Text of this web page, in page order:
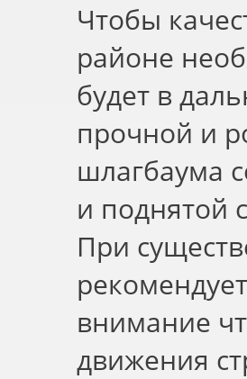
Чтобы
районе
будет в
прочной и
шлагбаума
и поднятой
При
внимание
движения